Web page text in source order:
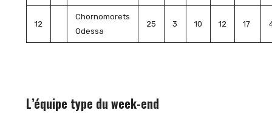
12
Chornomorets
Odessa
25 3 10 12 17
L’équipe type du week-end